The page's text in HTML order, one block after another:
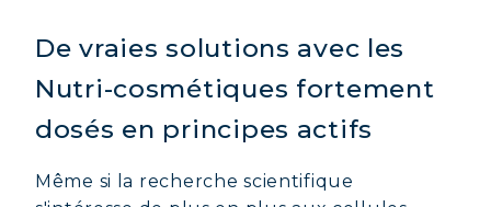
De vraies solutions avec les
Nutri-cosmétiques fortement
dosés en principes actifs
Même si la recherche scientifique